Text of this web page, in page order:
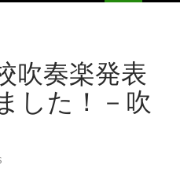
吹奏楽発表
した！－吹